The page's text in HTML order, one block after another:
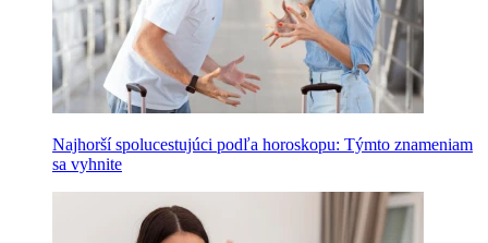
Najhorší spolucestujúci podľa horoskopu: Týmto znameniam
sa vyhnite